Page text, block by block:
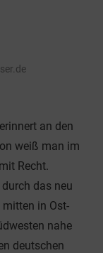
an den
weiß man im
Recht.
das neu
in Ost-
nahe
deutschen